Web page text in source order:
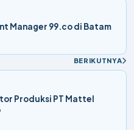
Manager 99.co di Batam
BERIKUTNYA
Produksi PT Mattel